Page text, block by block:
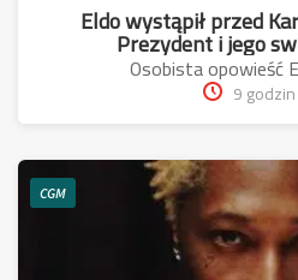
Eldo wystąpił przed
Prezydent i jego
Osobista opowieść
9
CGM